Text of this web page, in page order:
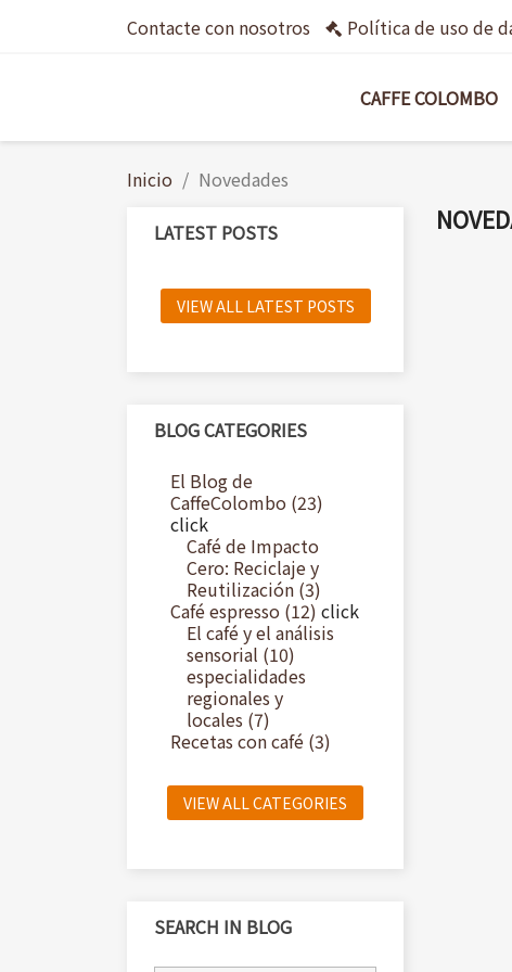
Contacte con nosotros Política de uso de
CAFFE COLOMBO
Inicio Novedades
LATEST POSTS
VIEW ALL LATEST POSTS
BLOG CATEGORIES
El Blog de
CaffeColombo (23)
click
Café de Impacto
Cero: Reciclaje y
Reutilización (3)
Café espresso (12) click
El café y el análisis
sensorial (10)
especialidades
regionales y
locales (7)
Recetas con café (3)
VIEW ALL CATEGORIES
SEARCH IN BLOG